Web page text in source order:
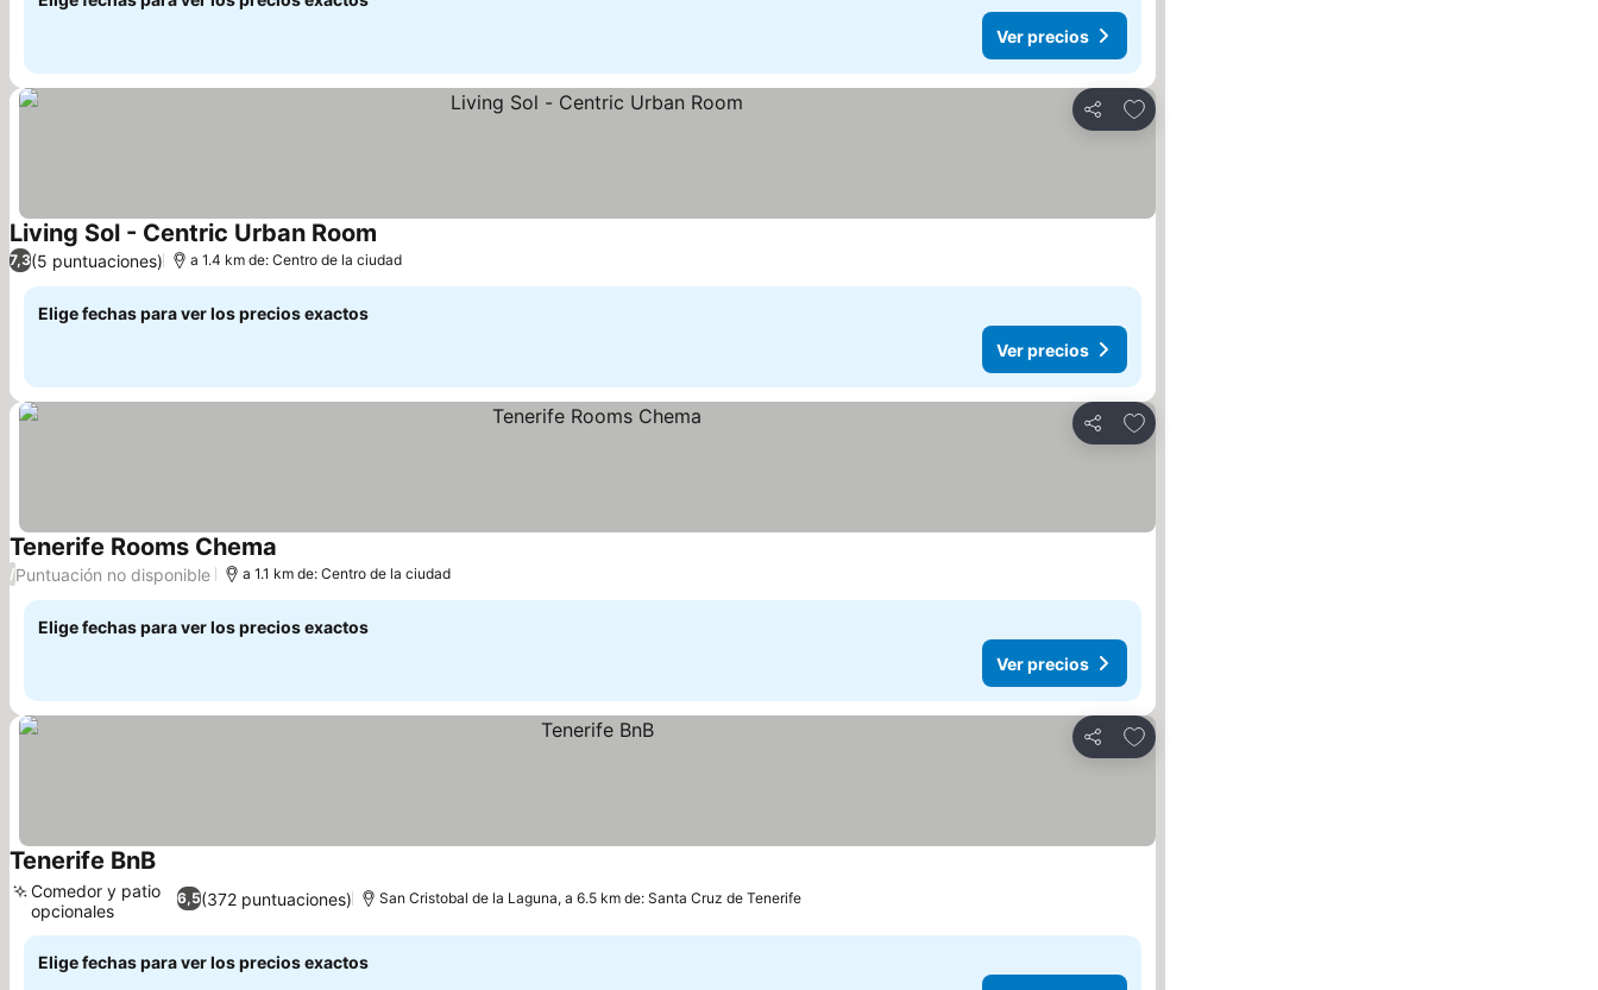
Ver precios
Compartir
Agregar a favoritos
Living Sol - Centric Urban Room
7,3(5 puntuaciones) a 1.4 km de: Centro de la ciudad
Elige fechas para ver los precios exactos
Ver precios
Compartir
Agregar a favoritos
Tenerife Rooms Chema
/Puntuación no disponible a 1.1 km de: Centro de la ciudad
Elige fechas para ver los precios exactos
Ver precios
Compartir
Agregar a favoritos
Tenerife BnBVer precios
6,5(372 puntuaciones)
Comedor y patio
opcionales
San Cristobal de la Laguna, a 6.5 km de: Santa Cruz de Tenerife
Elige fechas para ver los precios exactos